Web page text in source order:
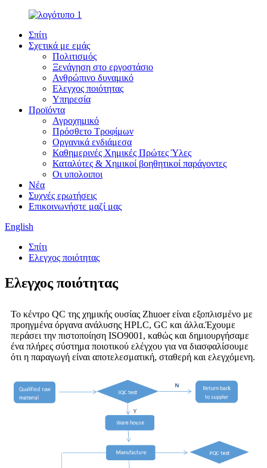
Σπίτι
Σχετικά με εμάς
Πολιτισμός
Ξενάγηση στο εργοστάσιο
Ανθρώπινο δυναμικό
Ελεγχος ποιότητας
Υπηρεσία
Προϊόντα
Αγροχημικό
Πρόσθετο Τροφίμων
Οργανικά ενδιάμεσα
Καθημερινές Χημικές Πρώτες Ύλες
Καταλύτες & Χημικοί βοηθητικοί παράγοντες
Οι υπολοιποι
Νέα
Συχνές ερωτήσεις
Επικοινωνήστε μαζί μας
English
Σπίτι
Ελεγχος ποιότητας
Ελεγχος ποιότητας
Το κέντρο QC της χημικής ουσίας Zhuoer είναι εξοπλισμένο με
προηγμένα όργανα ανάλυσης HPLC, GC και άλλα.Έχουμε
περάσει την πιστοποίηση ISO9001, καθώς και δημιουργήσαμε
ένα πλήρες σύστημα ποιοτικού ελέγχου για να διασφαλίσουμε
ότι η παραγωγή είναι αποτελεσματική, σταθερή και ελεγχόμενη.